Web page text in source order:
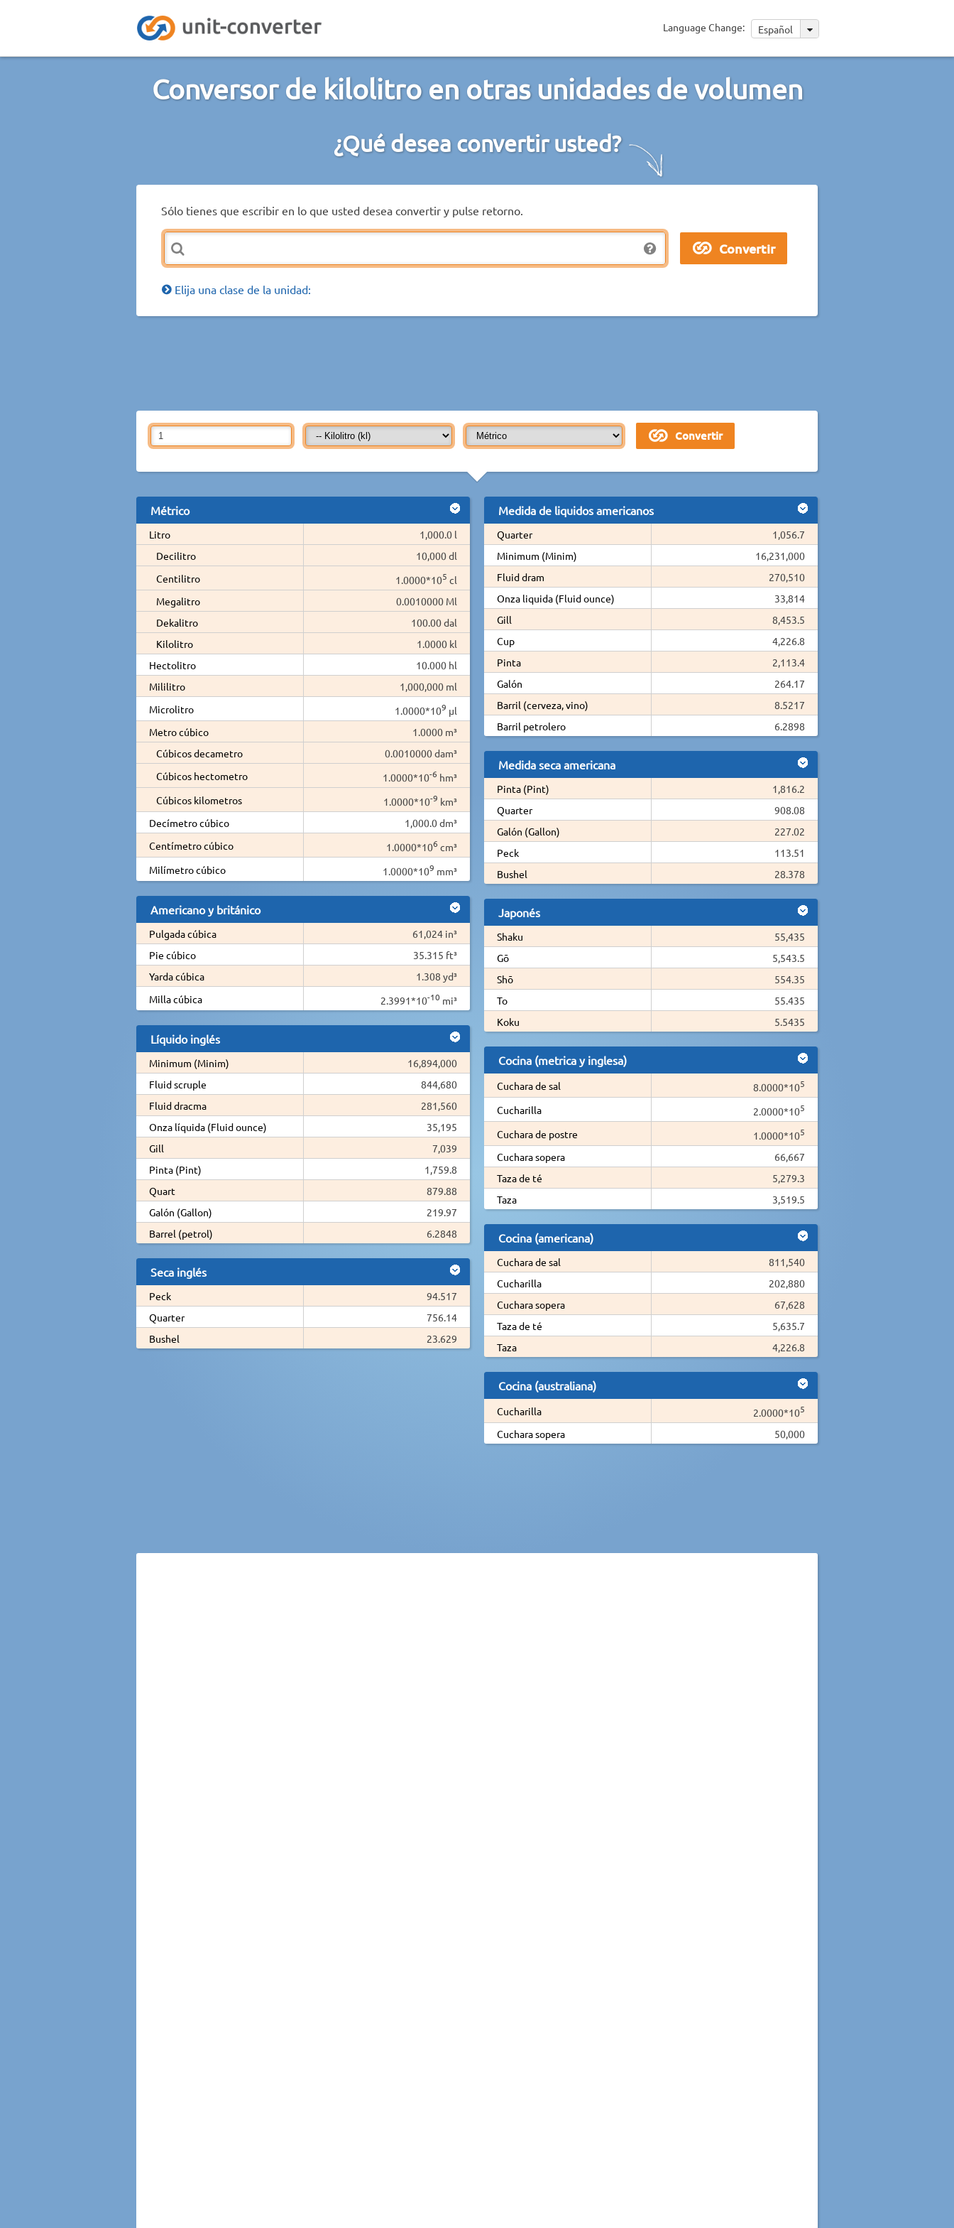
Language Change: Español
Conversor de kilolitro en otras unidades de volumen
¿Qué desea convertir usted?
Sólo tienes que escribir en lo que usted desea convertir y pulse retorno.
Elija una clase de la unidad:
Métrico
Litro
1,000.0 l
Decilitro
10,000 dl
Centilitro
1.0000*105 cl
Megalitro
0.0010000 Ml
Dekalitro
100.00 dal
Kilolitro
1.0000 kl
Hectolitro
10.000 hl
Mililitro
1,000,000 ml
Microlitro
1.0000*109 µl
Metro cúbico
1.0000 m³
Cúbicos decametro
0.0010000 dam³
Cúbicos hectometro
1.0000*10-6 hm³
Cúbicos kilometros
1.0000*10-9 km³
Decímetro cúbico
1,000.0 dm³
Centímetro cúbico
1.0000*106 cm³
Milímetro cúbico
1.0000*109 mm³
Americano y británico
Pulgada cúbica
61,024 in³
Pie cúbico
35.315 ft³
Yarda cúbica
1.308 yd³
Milla cúbica
2.3991*10-10 mi³
Líquido inglés
Minimum (Minim)
16,894,000
Fluid scruple
844,680
Fluid dracma
281,560
Onza líquida (Fluid ounce)
35,195
Gill
7,039
Pinta (Pint)
1,759.8
Quart
879.88
Galón (Gallon)
219.97
Barrel (petrol)
6.2848
Seca inglés
Peck
94.517
Quarter
756.14
Bushel
23.629
Medida de liquidos americanos
Quarter
1,056.7
Minimum (Minim)
16,231,000
Fluid dram
270,510
Onza liquida (Fluid ounce)
33,814
Gill
8,453.5
Cup
4,226.8
Pinta
2,113.4
Galón
264.17
Barril (cerveza, vino)
8.5217
Barril petrolero
6.2898
Medida seca americana
Pinta (Pint)
1,816.2
Quarter
908.08
Galón (Gallon)
227.02
Peck
113.51
Bushel
28.378
Japonés
Shaku
55,435
Gō
5,543.5
Shō
554.35
To
55.435
Koku
5.5435
Cocina (metrica y inglesa)
Cuchara de sal 8.0000*105
Cucharilla 2.0000*105
Cuchara de postre 1.0000*105
Cuchara sopera
66,667
Taza de té
5,279.3
Taza
3,519.5
Cocina (americana)
Cuchara de sal
811,540
Cucharilla
202,880
Cuchara sopera
67,628
Taza de té
5,635.7
Taza
4,226.8
Cocina (australiana)
Cucharilla 2.0000*105
Cuchara sopera 50,000